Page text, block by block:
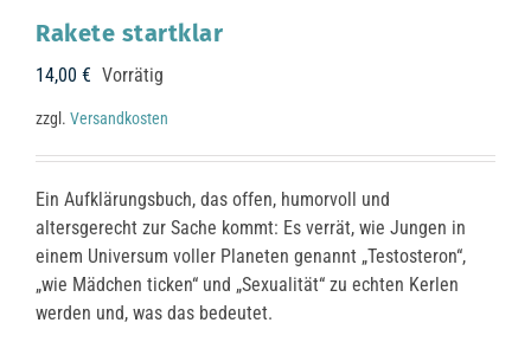
Rakete startklar
14,00 € Vorrätig
zzgl. Versandkosten
Ein Aufklärungsbuch, das offen, humorvoll und
altersgerecht zur Sache kommt: Es verrät, wie Jungen in
einem Universum voller Planeten genannt „Testosteron“,
„wie Mädchen ticken“ und „Sexualität“ zu echten Kerlen
werden und, was das bedeutet.